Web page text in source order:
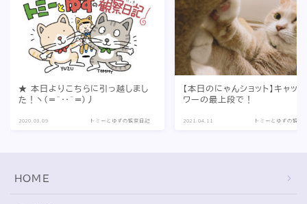
★ 本日よりこちらに引っ越しまし
た！ヽ(=^‥^=)丿
2020.03.09 トミーとゆずの観察日記
【本日のにゃんショット】キャット
ワーの最上段で！
2021.04.11 トミーとゆずの観察
HOME